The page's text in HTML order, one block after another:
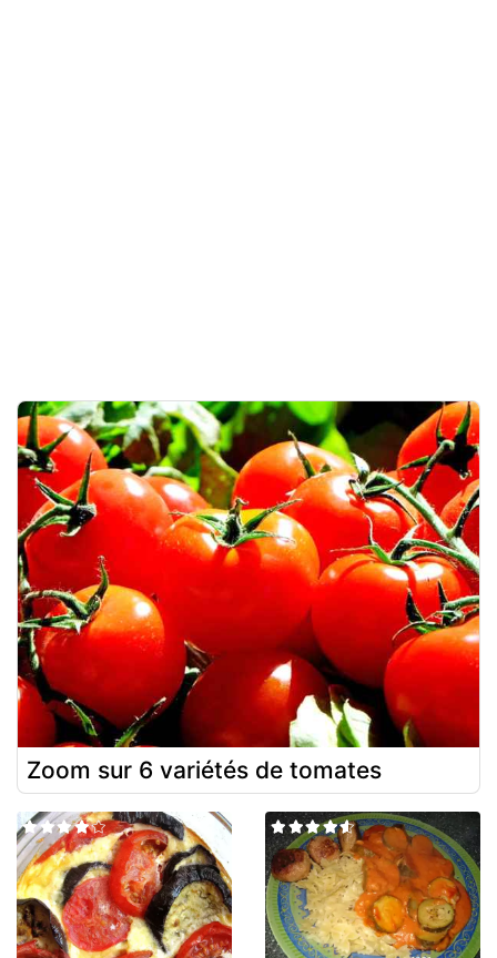
Zoom sur 6 variétés de tomates